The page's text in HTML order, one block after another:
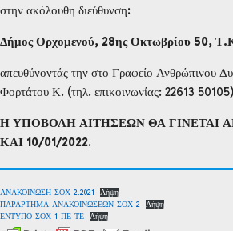
στην ακόλουθη διεύθυνση:
Δήμος Ορχομενού, 28ης Οκτωβρίου 50,
απευθύνοντάς την στο Γραφείο Ανθρώπινου
Φορτάτου Κ. (τηλ. επικοινωνίας: 22613
Η ΥΠΟΒΟΛΗ ΑΙΤΗΣΕΩΝ ΘΑ ΓΙΝΕΤΑΙ
ΚΑΙ 10/01/2022.
ΑΝΑΚΟΙΝΩΣΗ-ΣΟΧ-2.2021
Λήψη
ΠΑΡΑΡΤΗΜΑ-ΑΝΑΚΟΙΝΩΣΕΩΝ-ΣΟΧ-2
Λήψη
ΕΝΤΥΠΟ-ΣΟΧ-1-ΠΕ-ΤΕ
Λήψη